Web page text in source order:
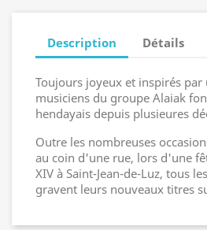
Description Détails
Toujours joyeux et inspirés par
musiciens du groupe Alaiak
hendayais depuis plusieures
Outre les nombreuses
au coin d'une rue, lors d'une
XIV à Saint-Jean-de-Luz, tous
gravent leurs nouveaux titres